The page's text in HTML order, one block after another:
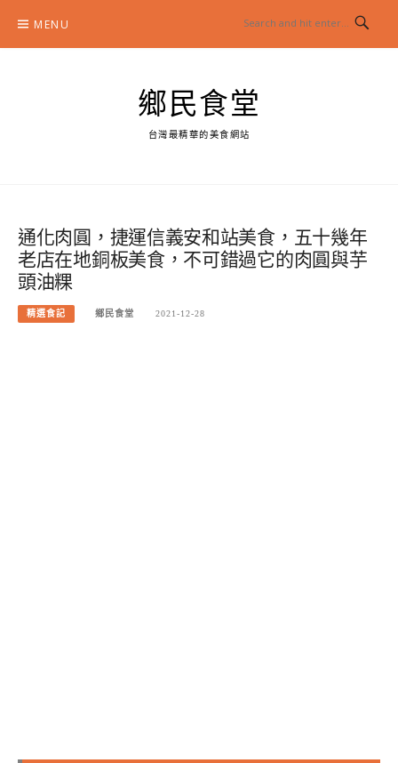
content
MENU
鄉民食堂
台灣最精華的美食網站
通化肉圓，捷運信義安和站美食，五十幾年
老店在地銅板美食，不可錯過它的肉圓與芋
頭油粿
精選食記 鄉民食堂 2021-12-28